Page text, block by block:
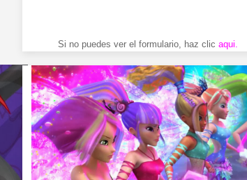
Si no puedes ver el formulario, haz clicaqui.